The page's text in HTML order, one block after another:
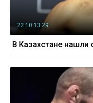
22.10 13:29
В Казахстане нашли